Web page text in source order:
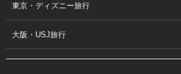
東京・ディズニー旅行
大阪・USJ旅行